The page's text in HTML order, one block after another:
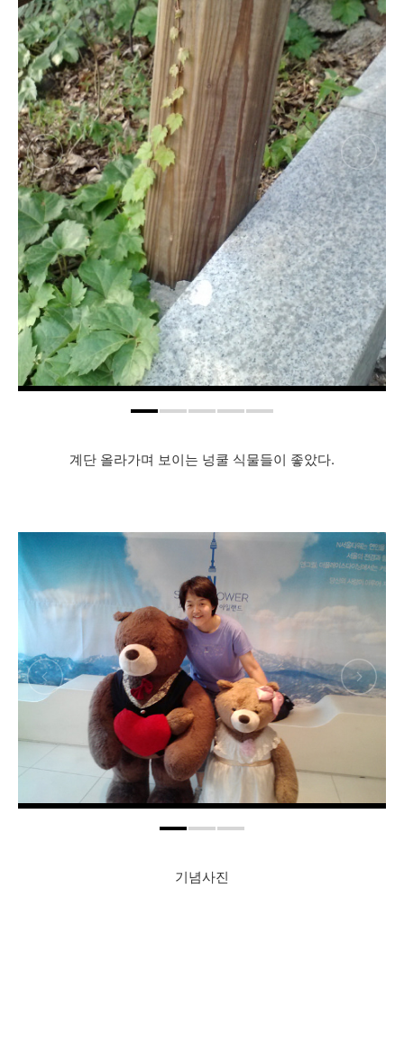
계단 올라가며 보이는 넝쿨 식물들이 좋았다.
기념사진